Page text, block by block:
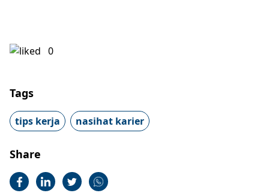
0
Tags
tips kerja nasihat karier
Share